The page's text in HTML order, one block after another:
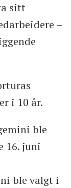
sitt
–
i 10 år.
ble
16. juni
ble valgt i